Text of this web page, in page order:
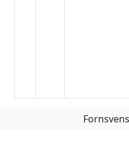
Föregående